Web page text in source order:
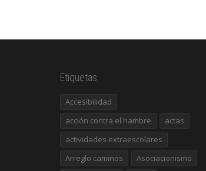
Etiquetas
Accesibilidad
acción contra el hambre
actas
actividades extraescolares
Arreglo caminos
Asociacionismo